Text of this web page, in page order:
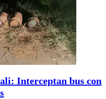
Interceptan bus con